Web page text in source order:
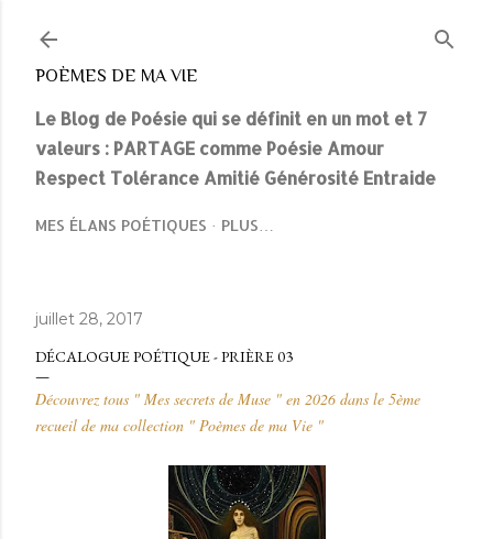
POÈMES DE MA VIE
Le Blog de Poésie qui se définit en un mot et 7
valeurs : PARTAGE comme Poésie Amour
Respect Tolérance Amitié Générosité Entraide
MES ÉLANS POÉTIQUES PLUS…
juillet 28, 2017
DÉCALOGUE POÉTIQUE - PRIÈRE 03
Découvrez tous " Mes secrets de Muse " en 2026 dans le 5ème
recueil de ma collection " Poèmes de ma Vie "